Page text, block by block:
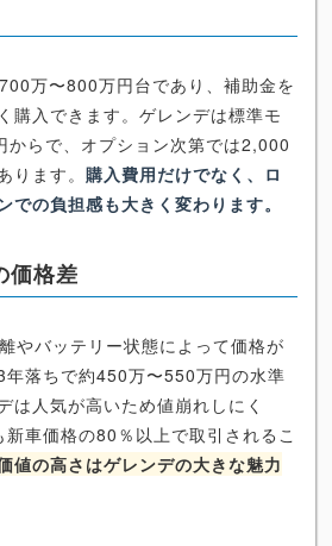
万〜800万円台であり、補助金を
購入できます。ゲレンデは標準モ
らで、オプション次第では2,000
ります。 購入費用だけでなく、ロ
での負担感も大きく変わります。
価格差
やバッテリー状態によって価格が
年落ちで約450万〜550万円の水準
は人気が高いため値崩れしにく
車価格の80％以上で取引されるこ
値の高さはゲレンデの大きな魅力